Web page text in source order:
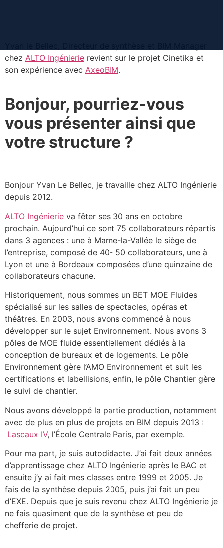
chez ALTO Ingénierie revient sur le projet Cinetika et
son expérience avec AxeoBIM.
Bonjour, pourriez-vous
vous présenter ainsi que
votre structure ?
Bonjour Yvan Le Bellec, je travaille chez ALTO Ingénierie
depuis 2012.
ALTO Ingénierie va fêter ses 30 ans en octobre
prochain. Aujourd’hui ce sont 75 collaborateurs répartis
dans 3 agences : une à Marne-la-Vallée le siège de
l’entreprise, composé de 40- 50 collaborateurs, une à
Lyon et une à Bordeaux composées d’une quinzaine de
collaborateurs chacune.
Historiquement, nous sommes un BET MOE Fluides
spécialisé sur les salles de spectacles, opéras et
théâtres. En 2003, nous avons commencé à nous
développer sur le sujet Environnement. Nous avons 3
pôles de MOE fluide essentiellement dédiés à la
conception de bureaux et de logements. Le pôle
Environnement gère l’AMO Environnement et suit les
certifications et labellisions, enfin, le pôle Chantier gère
le suivi de chantier.
Nous avons développé la partie production, notamment
avec de plus en plus de projets en BIM depuis 2013 :
Lascaux IV, l’École Centrale Paris, par exemple.
Pour ma part, je suis autodidacte. J’ai fait deux années
d’apprentissage chez ALTO Ingénierie après le BAC et
ensuite j’y ai fait mes classes entre 1999 et 2005. Je
fais de la synthèse depuis 2005, puis j’ai fait un peu
d’EXE. Depuis que je suis revenu chez ALTO Ingénierie je
ne fais quasiment que de la synthèse et peu de
chefferie de projet.